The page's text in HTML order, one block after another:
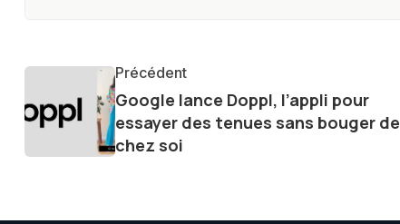
Précédent
Google lance Doppl, l’appli pour
essayer des tenues sans bouger de
chez soi